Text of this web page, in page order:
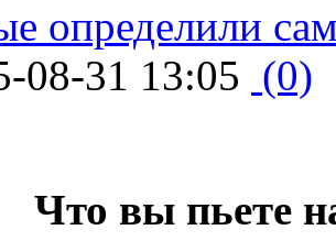
определили
08-31 13:05 (0)
Что вы пьете